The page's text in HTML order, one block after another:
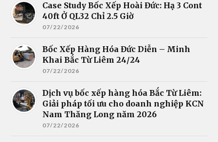
Case Study Bốc Xếp Hoài Đức: Hạ 3 Cont
40ft Ở QL32 Chỉ 2.5 Giờ
07/22/2026
Bốc Xếp Hàng Hóa Đức Diễn – Minh
Khai Bắc Từ Liêm 24/24
07/22/2026
Dịch vụ bốc xếp hàng hóa Bắc Từ Liêm:
Giải pháp tối ưu cho doanh nghiệp KCN
Nam Thăng Long năm 2026
07/22/2026